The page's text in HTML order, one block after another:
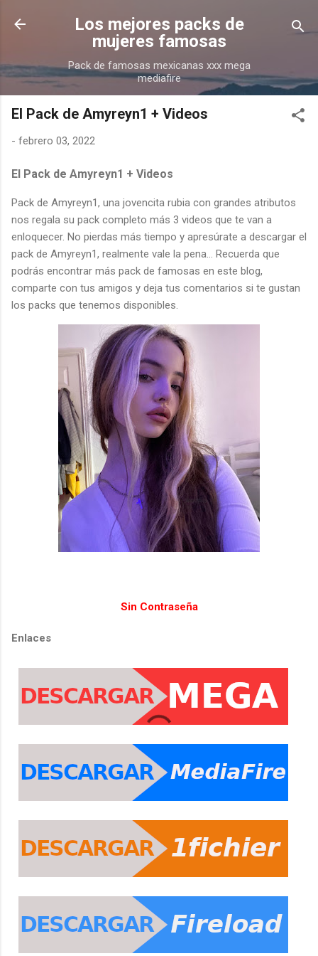
Ir al contenido principal
Los mejores packs de
mujeres famosas
Pack de famosas mexicanas xxx mega
mediafire
El Pack de Amyreyn1 + Videos
- febrero 03, 2022
El Pack de Amyreyn1 + Videos
Pack de Amyreyn1, una jovencita rubia con grandes atributos
nos regala su pack completo más 3 videos que te van a
enloquecer. No pierdas más tiempo y apresúrate a descargar el
pack de Amyreyn1, realmente vale la pena... Recuerda que
podrás encontrar más pack de famosas en este blog,
comparte con tus amigos y deja tus comentarios si te gustan
los packs que tenemos disponibles.
Sin Contraseña
Enlaces